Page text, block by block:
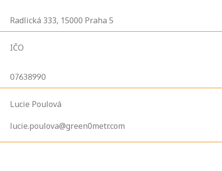
Radlická 333, 15000 Praha 5
IČO
07638990
Lucie Poulová
lucie.poulova@green0metr.com